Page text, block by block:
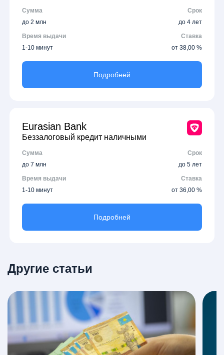
Сумма
Срок
до 2 млн
до 4 лет
Время выдачи
Ставка
1-10 минут
от 38,00 %
Подробней
Eurasian Bank
Беззалоговый кредит наличными
Сумма
Срок
до 7 млн
до 5 лет
Время выдачи
Ставка
1-10 минут
от 36,00 %
Подробней
Другие статьи